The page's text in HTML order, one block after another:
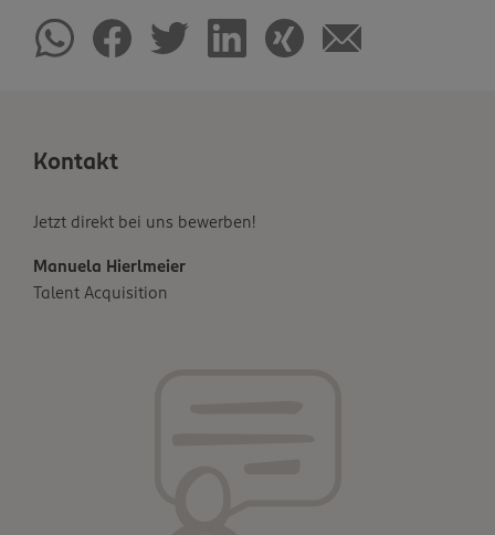
Kontakt
Jetzt direkt bei uns bewerben!
Manuela Hierlmeier
Talent Acquisition